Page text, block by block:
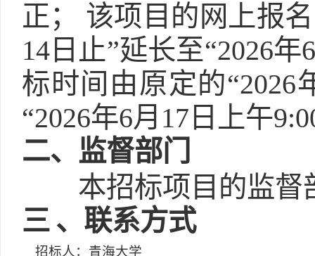
正； 该项目的网上报
14日止”延长至“2026
标时间由原定的“2026
“2026年6月17日上午
二、监督部门
本招标项目的监督
三 、联系方式
招标人：青海大学